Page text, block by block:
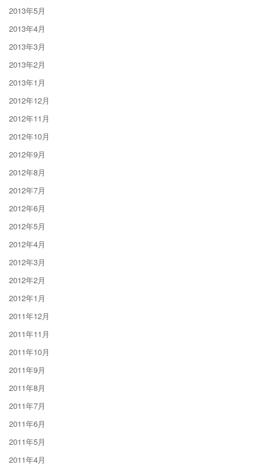
2013年5月
2013年4月
2013年3月
2013年2月
2013年1月
2012年12月
2012年11月
2012年10月
2012年9月
2012年8月
2012年7月
2012年6月
2012年5月
2012年4月
2012年3月
2012年2月
2012年1月
2011年12月
2011年11月
2011年10月
2011年9月
2011年8月
2011年7月
2011年6月
2011年5月
2011年4月